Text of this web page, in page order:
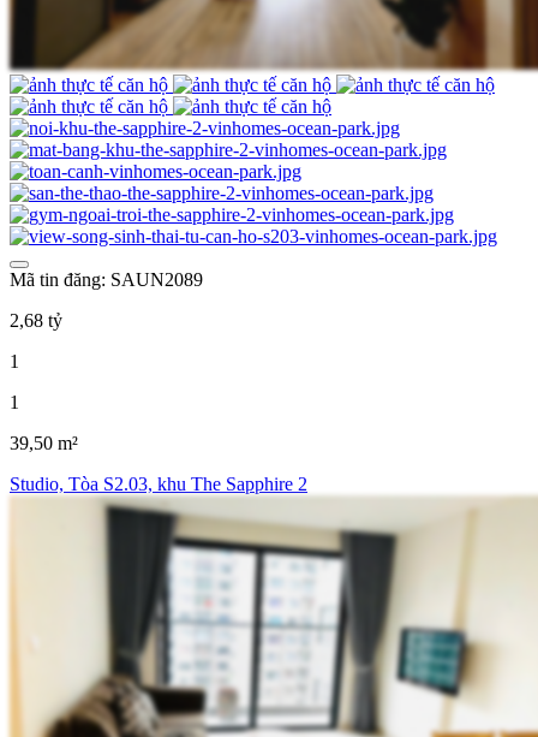
Mã tin đăng: SAUN2089
2,68 tỷ
1
1
39,50 m²
Studio, Tòa S2.03, khu The Sapphire 2